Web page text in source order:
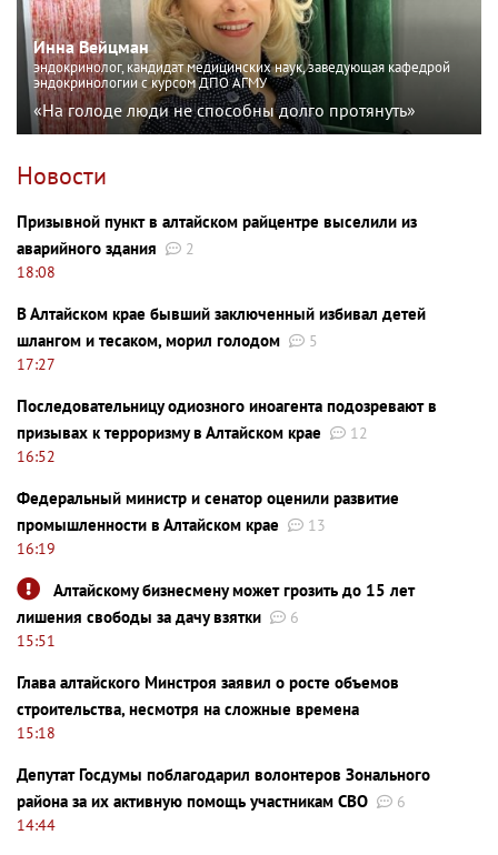
Инна Вейцман
эндокринолог, кандидат медицинских наук, заведующая кафедрой
эндокринологии с курсом ДПО АГМУ
«На голоде люди не способны долго протянуть»
Новости
Призывной пункт в алтайском райцентре выселили из
аварийного здания
2
18:08
В Алтайском крае бывший заключенный избивал детей
шлангом и тесаком, морил голодом
5
17:27
Последовательницу одиозного иноагента подозревают в
призывах к терроризму в Алтайском крае
12
16:52
Федеральный министр и сенатор оценили развитие
промышленности в Алтайском крае
13
16:19
Алтайскому бизнесмену может грозить до 15 лет
лишения свободы за дачу взятки
6
15:51
Глава алтайского Минстроя заявил о росте объемов
строительства, несмотря на сложные времена
15:18
Депутат Госдумы поблагодарил волонтеров Зонального
района за их активную помощь участникам СВО
6
14:44